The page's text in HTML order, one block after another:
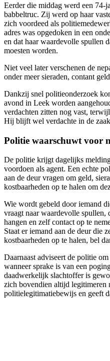
Eerder die middag werd een 74-
babbeltruc. Zij werd op haar
zich voordeed als
adres was opgedoken in een
en dat haar waardevolle spullen
moesten worden.
Niet veel later verschenen de
onder meer sieraden, contant
Dankzij snel politieonderzoek
avond in Leek worden
verdachten zitten nog vast,
Hij blijft wel verdachte in de
Politie waarschuwt voor
De politie krijgt dagelijks
voordoen als agent. Een echte
aan de deur vragen om geld,
kostbaarheden op te halen om
Wie wordt gebeld door iemand
vraagt naar waardevolle spullen,
hangen en zelf contact op te
Staat er iemand aan de deur die
kostbaarheden op te halen, bel
Daarnaast adviseert de politie
wanneer sprake is van een
daadwerkelijk slachtoffer is
zich bovendien altijd legitimeren
politielegitimatiebewijs en geeft